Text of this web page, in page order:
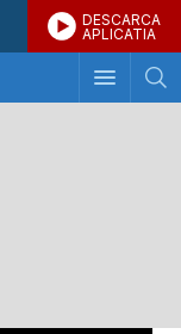
DESCARCA
APLICATIA